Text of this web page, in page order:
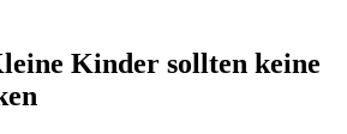
Kinder sollten keine